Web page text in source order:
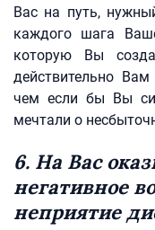
Вас на путь,
каждого шага
которую Вы
действительно
чем если бы Вы
мечтали о
6. На Вас
негативное
неприятие